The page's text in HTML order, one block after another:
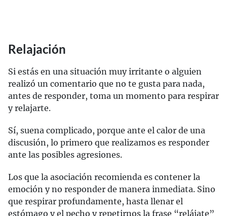
Relajación
Si estás en una situación muy irritante o alguien
realizó un comentario que no te gusta para nada,
antes de responder, toma un momento para respirar
y relajarte.
Sí, suena complicado, porque ante el calor de una
discusión, lo primero que realizamos es responder
ante las posibles agresiones.
Los que la asociación recomienda es contener la
emoción y no responder de manera inmediata. Sino
que respirar profundamente, hasta llenar el
estómago y el pecho y repetirnos la frase “relájate”